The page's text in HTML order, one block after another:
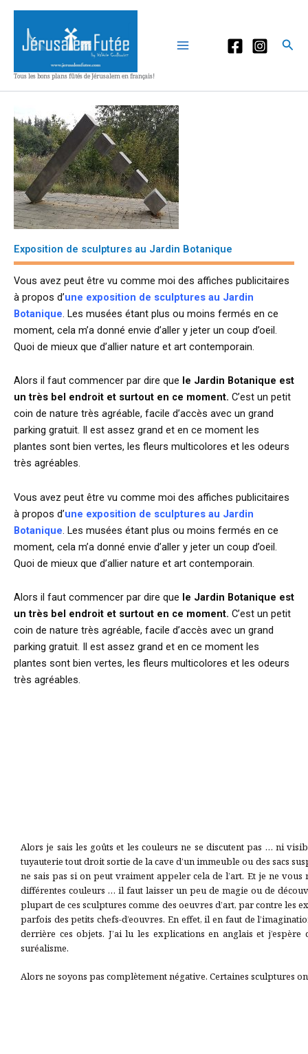
Aller
contenu
Tous les bons plans fûtés de Jérusalem en français!
Exposition de sculptures au Jardin Botanique
Vous avez peut être vu comme moi des affiches publicitaires
à propos d’une exposition de sculptures au Jardin
Botanique . Les musées étant plus ou moins fermés en ce
moment, cela m’a donné envie d’aller y jeter un coup d’oeil.
Quoi de mieux que d’allier nature et art contemporain.
Alors il faut commencer par dire que le Jardin Botanique est
un très bel endroit et surtout en ce moment. C’est un petit
coin de nature très agréable, facile d’accès avec un grand
parking gratuit. Il est assez grand et en ce moment les
plantes sont bien vertes, les fleurs multicolores et les odeurs
très agréables.
Vous avez peut être vu comme moi des affiches publicitaires
à propos d’une exposition de sculptures au Jardin
Botanique . Les musées étant plus ou moins fermés en ce
moment, cela m’a donné envie d’aller y jeter un coup d’oeil.
Quoi de mieux que d’allier nature et art contemporain.
Alors il faut commencer par dire que le Jardin Botanique est
un très bel endroit et surtout en ce moment. C’est un petit
coin de nature très agréable, facile d’accès avec un grand
parking gratuit. Il est assez grand et en ce moment les
plantes sont bien vertes, les fleurs multicolores et les odeurs
très agréables.
Alors je sais les goûts et les couleurs ne se discutent pas … ni
tuyauterie tout droit sortie de la cave d’un immeuble ou des sacs
ne sais pas si on peut vraiment appeler cela de l’art. Et je ne
différentes couleurs … il faut laisser un peu de magie ou de
plupart de ces sculptures comme des oeuvres d’art, par contre les
parfois des petits chefs-d’eouvres. En effet, il en faut de
derrière ces objets. J’ai lu les explications en anglais et
suréalisme.
Alors ne soyons pas complètement négative. Certaines sculptures